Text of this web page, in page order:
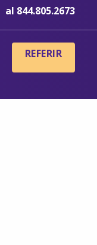
al 844.805.2673
REFERIR